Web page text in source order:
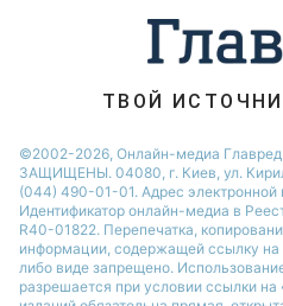
ТВОЙ
©2002-2026, Онлайн-медиа Главред
ЗАЩИЩЕНЫ. 04080, г. Киев, ул.
(044) 490-01-01. Адрес
Идентификатор онлайн-медиа в
R40-01822. Перепечатка,
информации, содержащей ссылку
либо виде запрещено.
разрешается при условии ссылки на